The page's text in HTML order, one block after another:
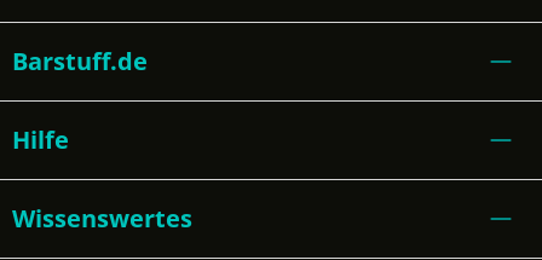
Barstuff.de
Hilfe
Wissenswertes